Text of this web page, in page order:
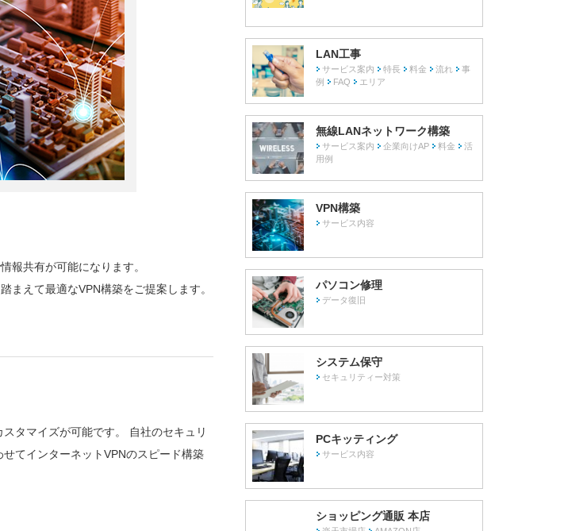
報共有が可能になります。
まえて最適なVPN構築をご提案します。
スタマイズが可能です。 自社のセキュリ
せてインターネットVPNのスピード構築
LAN工事
サービス案内 特長 料金 流れ
事
例
FAQ エリア
無線LANネットワーク構築
サービス案内 企業向けAP 料金
活
用例
VPN構築
サービス内容
パソコン修理
データ復旧
システム保守
セキュリティー対策
PCキッティング
サービス内容
ショッピング通販 本店